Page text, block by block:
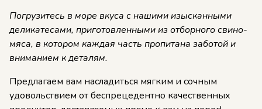
Погрузитесь в море вкуса с нашими изысканными
деликатесами, приготовленными из отборного свино-
мяса, в котором каждая часть пропитана заботой и
вниманием к деталям.
Предлагаем вам насладиться мягким и сочным
удовольствием от беспрецедентно качественных